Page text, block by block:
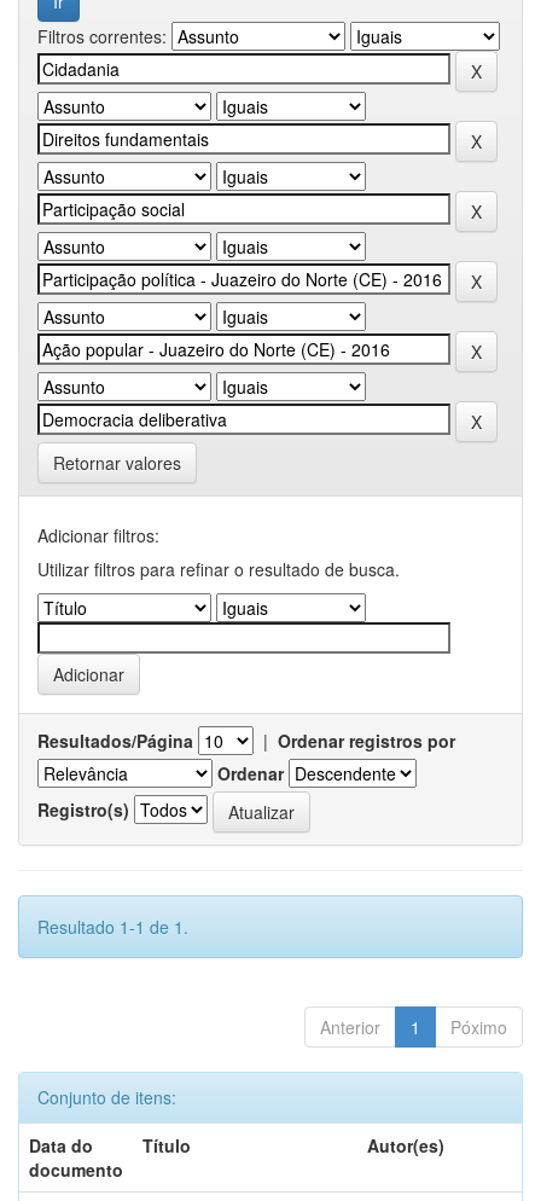
Filtros correntes:
Retornar valores
Adicionar filtros:
Utilizar filtros para refinar o resultado de busca.
Resultados/Página | Ordenar registros por
Ordenar
Registro(s)
Resultado 1-1 de 1.
Anterior 1 Póximo
Conjunto de itens:
Data do
documento
Título Autor(es)